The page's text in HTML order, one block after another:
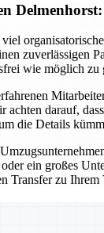
zuverlässigen
wie möglich zu
achten darauf,
die Details
ein großes
Transfer zu Ihrem